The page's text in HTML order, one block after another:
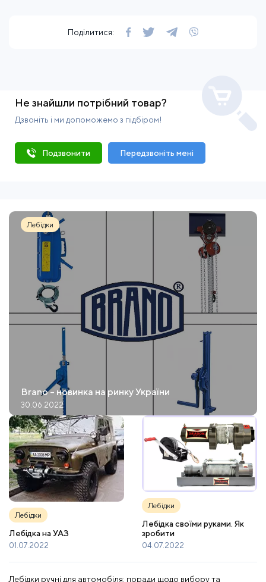
Поділитися:
Не знайшли потрібний товар?
Дзвоніть і ми допоможемо з підбіром!
Подзвонити Передзвоніть мені
Лебідки
Brano - новинка на ринку України
30.06.2022
Лебідки
Лебідка на УАЗ
01.07.2022
Лебідки
Лебідка своїми руками. Як
зробити
04.07.2022
Лебідки ручні для автомобіля: поради щодо вибору та